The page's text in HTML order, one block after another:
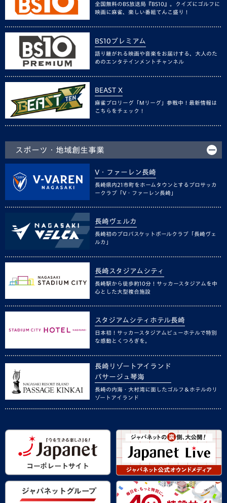
全国無料のBS放送局『BS10』。クイズにゴルフに
映画に麻雀、楽しい番組てんこ盛り！
BS10プレミアム
語り継がれる映画や音楽をお届けする、大人のた
めのエンタテインメントチャンネル
BEAST X
麻雀プロリーグ「Mリーグ」参戦中！最新情報は
こちらをチェック！
スポーツ・地域創生事業
V・ファーレン長崎
長崎県内21市町をホームタウンとするプロサッカ
ークラブ「V・ファーレン長崎」
長崎ヴェルカ
長崎初のプロバスケットボールクラブ「長崎ヴェ
ルカ」
長崎スタジアムシティ
長崎駅から徒歩約10分！サッカースタジアムを中
心とした大型複合施設
スタジアムシティホテル長崎
日本初！サッカースタジアムビューホテルで特別
な感動とくつろぎを。
長崎リゾートアイランド
パサージュ琴海
長崎の内海・大村湾に面したゴルフ＆ホテルのリ
ゾートアイランド